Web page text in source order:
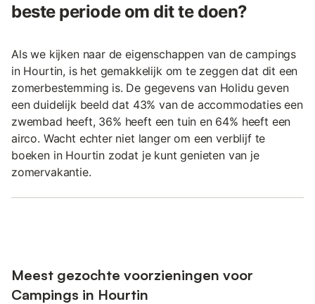
beste periode om dit te doen?
Als we kijken naar de eigenschappen van de campings
in Hourtin, is het gemakkelijk om te zeggen dat dit een
zomerbestemming is. De gegevens van Holidu geven
een duidelijk beeld dat 43% van de accommodaties een
zwembad heeft, 36% heeft een tuin en 64% heeft een
airco. Wacht echter niet langer om een verblijf te
boeken in Hourtin zodat je kunt genieten van je
zomervakantie.
Meest gezochte voorzieningen voor
Campings in Hourtin